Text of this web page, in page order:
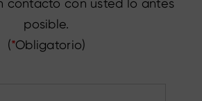
contacto con usted lo antes
posible.
(*Obligatorio)